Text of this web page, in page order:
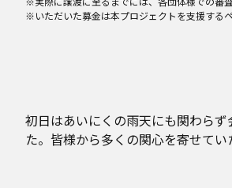
※いただいた募金は本プロジェクトを支援する
初日はあいにくの雨天にも関わら
た。皆様から多くの関心を寄せて